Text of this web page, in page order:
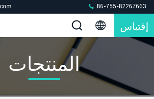
86-755-82267663
إقتباس
المنتجات